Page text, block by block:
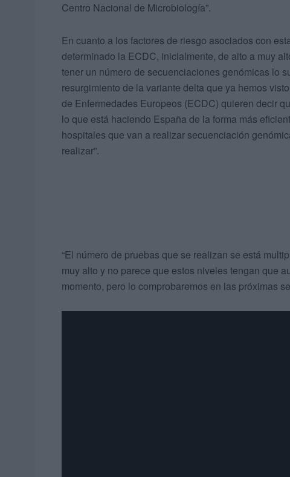
Centro Nacional de Microbiología”.
En cuanto a los factores de riesgo asociados con
determinado la ECDC, inicialmente, de alto a muy
tener un número de secuenciaciones genómicas lo
resurgimiento de la variante delta que ya hemos
de Enfermedades Europeos (ECDC) quieren decir
lo que está haciendo España de la forma más
hospitales que van a realizar secuenciación
realizar”.
“El número de pruebas que se realizan se está
muy alto y no parece que estos niveles tengan que
momento, pero lo comprobaremos en las próximas